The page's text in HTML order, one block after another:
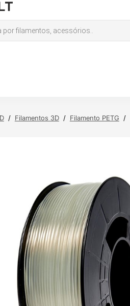
/ Filamentos 3D / Filamento PETG /